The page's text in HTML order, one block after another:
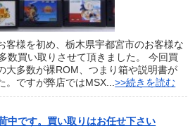
客様を初め、栃木県宇都宮市のお客様な
数買い取りさせて頂きました。 今回買
大多数が裸ROM、つまり箱や説明書が
。ですが弊店ではMSX...>>続きを読む
中です。買い取りはお任せ下さい